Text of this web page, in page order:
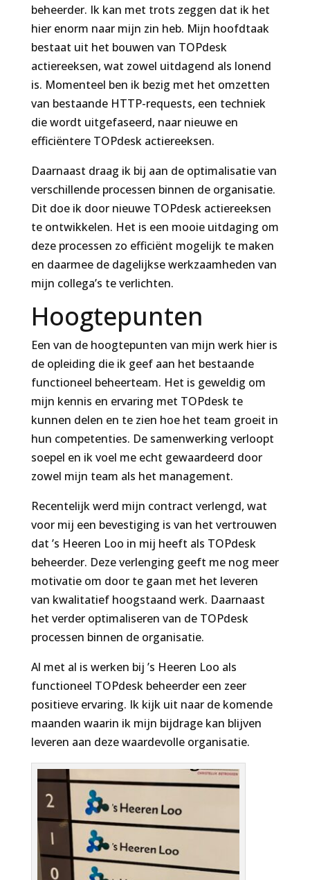
beheerder. Ik kan met trots zeggen dat ik het
hier enorm naar mijn zin heb. Mijn hoofdtaak
bestaat uit het bouwen van TOPdesk
actiereeksen, wat zowel uitdagend als lonend
is. Momenteel ben ik bezig met het omzetten
van bestaande HTTP-requests, een techniek
die wordt uitgefaseerd, naar nieuwe en
efficiëntere TOPdesk actiereeksen.
Daarnaast draag ik bij aan de optimalisatie van
verschillende processen binnen de organisatie.
Dit doe ik door nieuwe TOPdesk actiereeksen
te ontwikkelen. Het is een mooie uitdaging om
deze processen zo efficiënt mogelijk te maken
en daarmee de dagelijkse werkzaamheden van
mijn collega’s te verlichten.
Hoogtepunten
Een van de hoogtepunten van mijn werk hier is
de opleiding die ik geef aan het bestaande
functioneel beheerteam. Het is geweldig om
mijn kennis en ervaring met TOPdesk te
kunnen delen en te zien hoe het team groeit in
hun competenties. De samenwerking verloopt
soepel en ik voel me echt gewaardeerd door
zowel mijn team als het management.
Recentelijk werd mijn contract verlengd, wat
voor mij een bevestiging is van het vertrouwen
dat ’s Heeren Loo in mij heeft als TOPdesk
beheerder. Deze verlenging geeft me nog meer
motivatie om door te gaan met het leveren
van kwalitatief hoogstaand werk. Daarnaast
het verder optimaliseren van de TOPdesk
processen binnen de organisatie.
Al met al is werken bij ’s Heeren Loo als
functioneel TOPdesk beheerder een zeer
positieve ervaring. Ik kijk uit naar de komende
maanden waarin ik mijn bijdrage kan blijven
leveren aan deze waardevolle organisatie.